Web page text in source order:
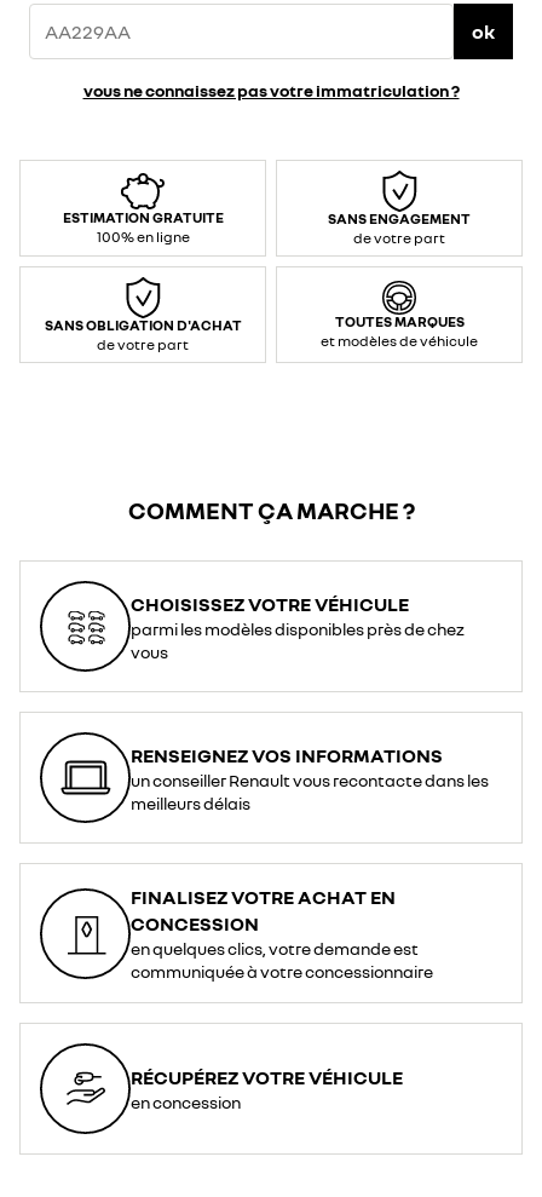
ok
vous ne connaissez pas votre immatriculation ?
ESTIMATION GRATUITE
100% en ligne
SANS ENGAGEMENT
de votre part
SANS OBLIGATION D'ACHAT
de votre part
TOUTES MARQUES
et modèles de véhicule
COMMENT ÇA MARCHE ?
CHOISISSEZ VOTRE VÉHICULE
parmi les modèles disponibles près de chez
vous
RENSEIGNEZ VOS INFORMATIONS
un conseiller Renault vous recontacte dans les
meilleurs délais
FINALISEZ VOTRE ACHAT EN
CONCESSION
en quelques clics, votre demande est
communiquée à votre concessionnaire
RÉCUPÉREZ VOTRE VÉHICULE
en concession